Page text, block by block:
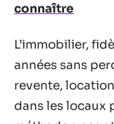
connaître
L’immobilier,
années sans
revente,
dans les locaux